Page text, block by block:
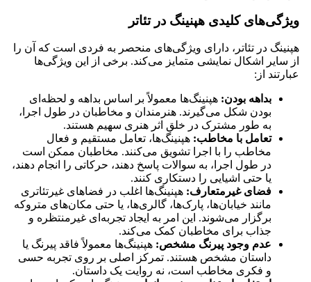
ویژگی‌های کلیدی هپنینگ در تئاتر
هپنینگ در تئاتر، دارای ویژگی‌های منحصر به فردی است که آن را
از سایر اشکال نمایشی متمایز می‌کند. برخی از این ویژگی‌ها
عبارتند از:
بداهه بودن: هپنینگ‌ها معمولاً بر اساس بداهه و لحظه‌ای
بودن شکل می‌گیرند. هنرمندان و مخاطبان در طول اجرا،
به طور مشترک در خلق اثر هنری سهیم هستند.
تعامل با مخاطب: هپنینگ‌ها، تعامل مستقیم و فعال
مخاطب را با اجرا تشویق می‌کنند. مخاطبان ممکن است
در طول اجرا، به سوالات پاسخ دهند، حرکاتی را انجام دهند،
یا حتی اشیایی را دستکاری کنند.
فضای غیرمتعارف: هپنینگ‌ها اغلب در فضاهای غیرتئاتری
مانند خیابان‌ها، پارک‌ها، گالری‌ها، یا حتی مکان‌های متروکه
برگزار می‌شوند. این امر به ایجاد تجربه‌ای غیرمنتظره و
جذاب برای مخاطبان کمک می‌کند.
عدم وجود پیرنگ مشخص: هپنینگ‌ها معمولاً فاقد پیرنگ یا
داستان مشخص هستند. تمرکز اصلی بر روی تجربه حسی
و فکری مخاطب است، نه روایت یک داستان.